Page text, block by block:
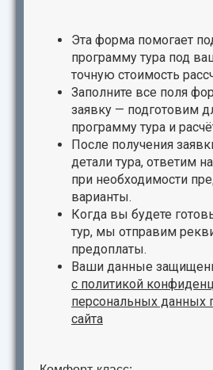
Эта форма помогает
программу тура под
точную стоимость
Заполните все поля
заявку — подготовим
программу тура и
После получения
детали тура, ответим
при необходимости
варианты.
Когда вы будете
тур, мы отправим
предоплаты.
Ваши данные
с политикой
персональных данных
сайта